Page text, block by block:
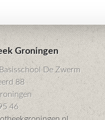
Groningen
De Zwerm
88
46